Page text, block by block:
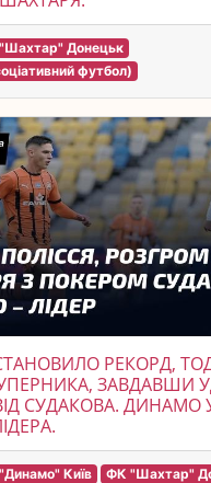
Донецьк
футбол)
РЕКОРД,
ЗАВДАВШИ
СУДАКОВА. ДИНАМО
Київ ФК "Шахтар"